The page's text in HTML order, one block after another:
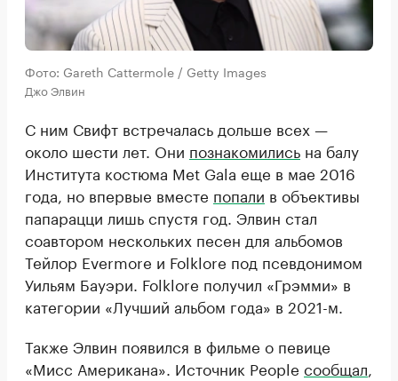
Фото: Gareth Cattermole / Getty Images
Джо Элвин
С ним Свифт встречалась дольше всех —
около шести лет. Они познакомились на балу
Института костюма Met Gala еще в мае 2016
года, но впервые вместе попали в объективы
папарацци лишь спустя год. Элвин стал
соавтором нескольких песен для альбомов
Тейлор Evermore и Folklore под псевдонимом
Уильям Бауэри. Folklore получил «Грэмми» в
категории «Лучший альбом года» в 2021-м.
Также Элвин появился в фильме о певице
«Мисс Американа». Источник People сообщал